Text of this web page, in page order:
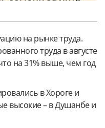
на рынке труда.
труда в августе
на 31% выше, чем год
в Хороге и
высокие – в Душанбе и